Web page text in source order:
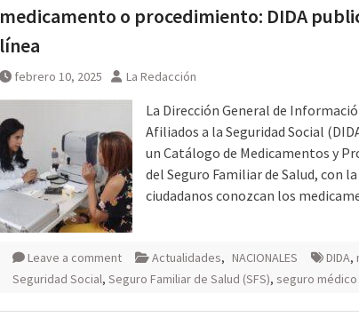
medicamento o procedimiento: DIDA
línea
febrero 10, 2025 La Redacción
La Dirección General de
Afiliados a la Seguridad Social
un Catálogo de Medicamentos y
del Seguro Familiar de Salud, con
ciudadanos conozcan los
Leave a comment Actualidades, NACIONALES DIDA,
Seguridad Social, Seguro Familiar de Salud (SFS), seguro médico